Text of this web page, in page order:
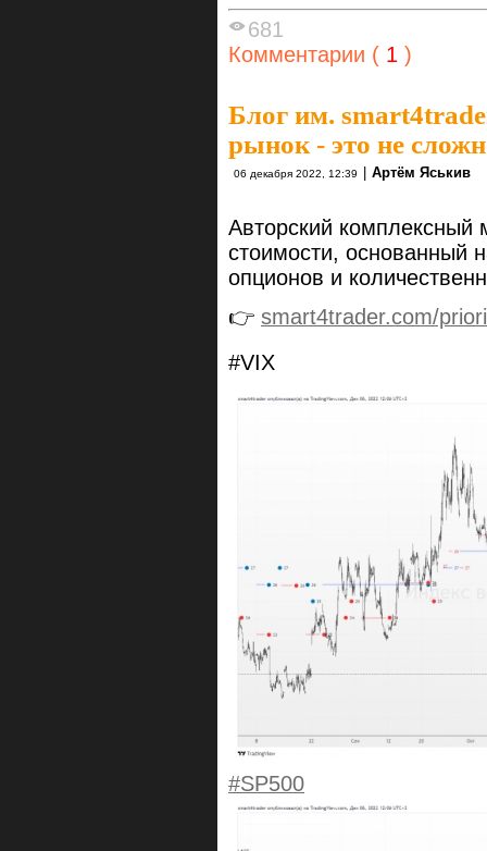
681
Комментарии ( 1 )
Блог им.
рынок - это не
06 декабря 2022, 12:39 Артём Яськив
Авторский комплексный
стоимости, основанный
опционов и
👉 smart4trader.com/
#VIX
#SP500